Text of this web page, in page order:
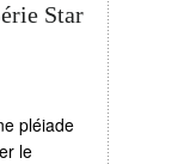
Star
pléiade
le